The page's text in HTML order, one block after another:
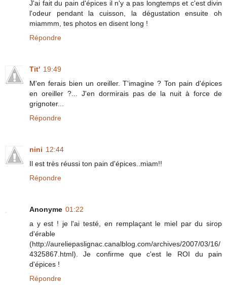
J'ai fait du pain d'épices il n'y a pas longtemps et c'est divin
l'odeur pendant la cuisson, la dégustation ensuite oh
miammm, tes photos en disent long !
Répondre
Tit' 19:49
M'en ferais bien un oreiller. T'imagine ? Ton pain d'épices
en oreiller ?... J'en dormirais pas de la nuit à force de
grignoter...
Répondre
nini 12:44
Il est très réussi ton pain d'épices..miam!!
Répondre
Anonyme 01:22
a y est ! je l'ai testé, en remplaçant le miel par du sirop
d'érable
(http://aureliepaslignac.canalblog.com/archives/2007/03/16/
4325867.html). Je confirme que c'est le ROI du pain
d'épices !
Répondre